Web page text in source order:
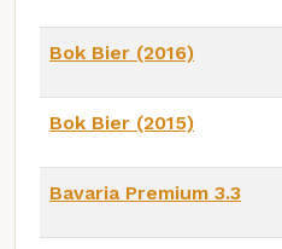
Bok Bier (2016)
Bok Bier (2015)
Bavaria Premium 3.3